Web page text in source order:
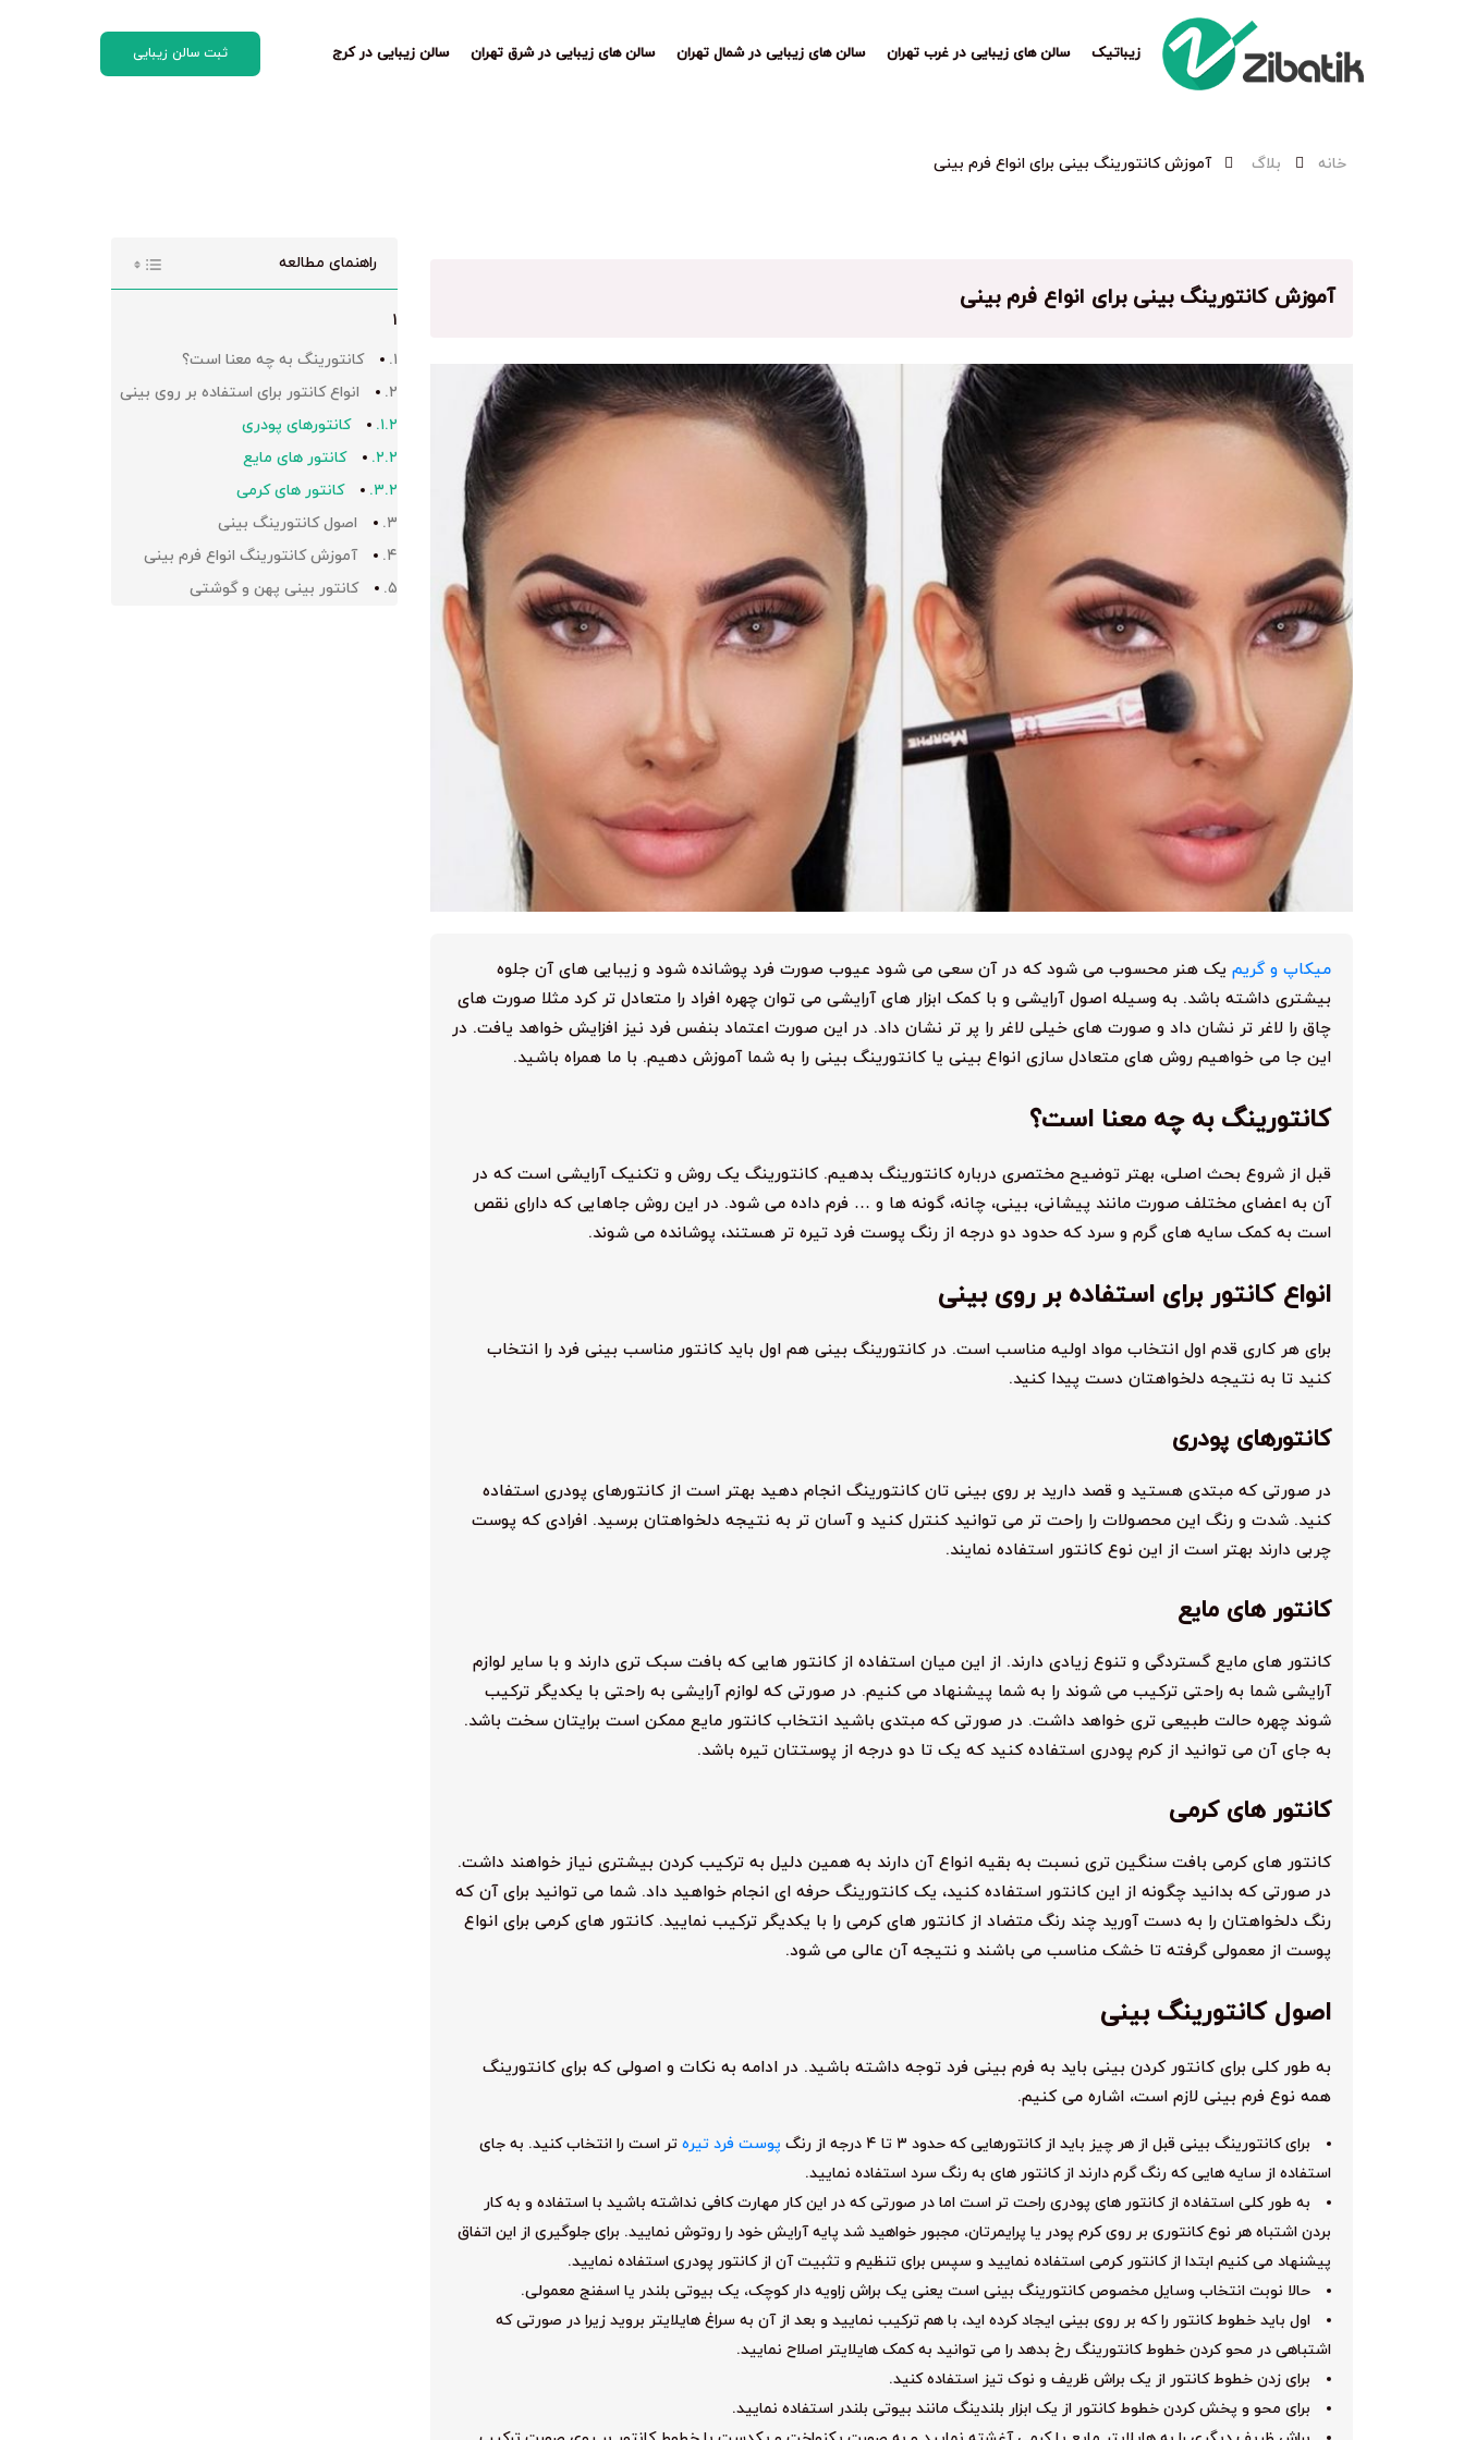
زیباتیک سالن های زیبایی در غرب تهران سالن های زیبایی در شمال تهران سالن های زیبایی در شرق تهران سالن زیبایی در کرج ثبت سالن زیبایی
خانه بلاگ آموزش کانتورینگ بینی برای انواع فرم بینی
آموزش کانتورینگ بینی برای انواع فرم بینی
میکاپ و گریم یک هنر محسوب می شود که در آن سعی می شود عیوب صورت فرد پوشانده شود و زیبایی های آن جلوه
بیشتری داشته باشد. به وسیله اصول آرایشی و با کمک ابزار های آرایشی می توان چهره افراد را متعادل تر کرد مثلا صورت های
چاق را لاغر تر نشان داد و صورت های خیلی لاغر را پر تر نشان داد. در این صورت اعتماد بنفس فرد نیز افزایش خواهد یافت. در
این جا می خواهیم روش های متعادل سازی انواع بینی یا کانتورینگ بینی را به شما آموزش دهیم. با ما همراه باشید.
کانتورینگ به چه معنا است؟
قبل از شروع بحث اصلی، بهتر توضیح مختصری درباره کانتورینگ بدهیم. کانتورینگ یک روش و تکنیک آرایشی است که در
آن به اعضای مختلف صورت مانند پیشانی، بینی، چانه، گونه ها و … فرم داده می شود. در این روش جاهایی که دارای نقص
است به کمک سایه های گرم و سرد که حدود دو درجه از رنگ پوست فرد تیره تر هستند، پوشانده می شوند.
انواع کانتور برای استفاده بر روی بینی
برای هر کاری قدم اول انتخاب مواد اولیه مناسب است. در کانتورینگ بینی هم اول باید کانتور مناسب بینی فرد را انتخاب
کنید تا به نتیجه دلخواهتان دست پیدا کنید.
کانتورهای پودری
در صورتی که مبتدی هستید و قصد دارید بر روی بینی تان کانتورینگ انجام دهید بهتر است از کانتورهای پودری استفاده
کنید. شدت و رنگ این محصولات را راحت تر می توانید کنترل کنید و آسان تر به نتیجه دلخواهتان برسید. افرادی که پوست
چربی دارند بهتر است از این نوع کانتور استفاده نمایند.
کانتور های مایع
کانتور های مایع گستردگی و تنوع زیادی دارند. از این میان استفاده از کانتور هایی که بافت سبک تری دارند و با سایر لوازم
آرایشی شما به راحتی ترکیب می شوند را به شما پیشنهاد می کنیم. در صورتی که لوازم آرایشی به راحتی با یکدیگر ترکیب
شوند چهره حالت طبیعی تری خواهد داشت. در صورتی که مبتدی باشید انتخاب کانتور مایع ممکن است برایتان سخت باشد.
به جای آن می توانید از کرم پودری استفاده کنید که یک تا دو درجه از پوستتان تیره باشد.
کانتور های کرمی
کانتور های کرمی بافت سنگین تری نسبت به بقیه انواع آن دارند به همین دلیل به ترکیب کردن بیشتری نیاز خواهند داشت.
در صورتی که بدانید چگونه از این کانتور استفاده کنید، یک کانتورینگ حرفه ای انجام خواهید داد. شما می توانید برای آن که
رنگ دلخواهتان را به دست آورید چند رنگ متضاد از کانتور های کرمی را با یکدیگر ترکیب نمایید. کانتور های کرمی برای انواع
پوست از معمولی گرفته تا خشک مناسب می باشند و نتیجه آن عالی می شود.
اصول کانتورینگ بینی
به طور کلی برای کانتور کردن بینی باید به فرم بینی فرد توجه داشته باشید. در ادامه به نکات و اصولی که برای کانتورینگ
همه نوع فرم بینی لازم است، اشاره می کنیم.
برای کانتورینگ بینی قبل از هر چیز باید از کانتورهایی که حدود ۳ تا ۴ درجه از رنگ پوست فرد تیره تر است را انتخاب کنید. به جای
استفاده از سایه هایی که رنگ گرم دارند از کانتور های به رنگ سرد استفاده نمایید.
به طور کلی استفاده از کانتور های پودری راحت تر است اما در صورتی که در این کار مهارت کافی نداشته باشید با استفاده و به کار
بردن اشتباه هر نوع کانتوری بر روی کرم پودر یا پرایمرتان، مجبور خواهید شد پایه آرایش خود را روتوش نمایید. برای جلوگیری از این اتفاق
پیشنهاد می کنیم ابتدا از کانتور کرمی استفاده نمایید و سپس برای تنظیم و تثبیت آن از کانتور پودری استفاده نمایید.
حالا نوبت انتخاب وسایل مخصوص کانتورینگ بینی است یعنی یک براش زاویه دار کوچک، یک بیوتی بلندر یا اسفنج معمولی.
اول باید خطوط کانتور را که بر روی بینی ایجاد کرده اید، با هم ترکیب نمایید و بعد از آن به سراغ هایلایتر بروید زیرا در صورتی که
اشتباهی در محو کردن خطوط کانتورینگ رخ بدهد را می توانید به کمک هایلایتر اصلاح نمایید.
برای زدن خطوط کانتور از یک براش ظریف و نوک تیز استفاده کنید.
برای محو و پخش کردن خطوط کانتور از یک ابزار بلندینگ مانند بیوتی بلندر استفاده نمایید.
راهنمای مطالعه
1
کانتورینگ به چه معنا است؟
انواع کانتور برای استفاده بر روی بینی
کانتورهای پودری
کانتور های مایع
کانتور های کرمی
اصول کانتورینگ بینی
آموزش کانتورینگ انواع فرم بینی
کانتور بینی پهن و گوشتی